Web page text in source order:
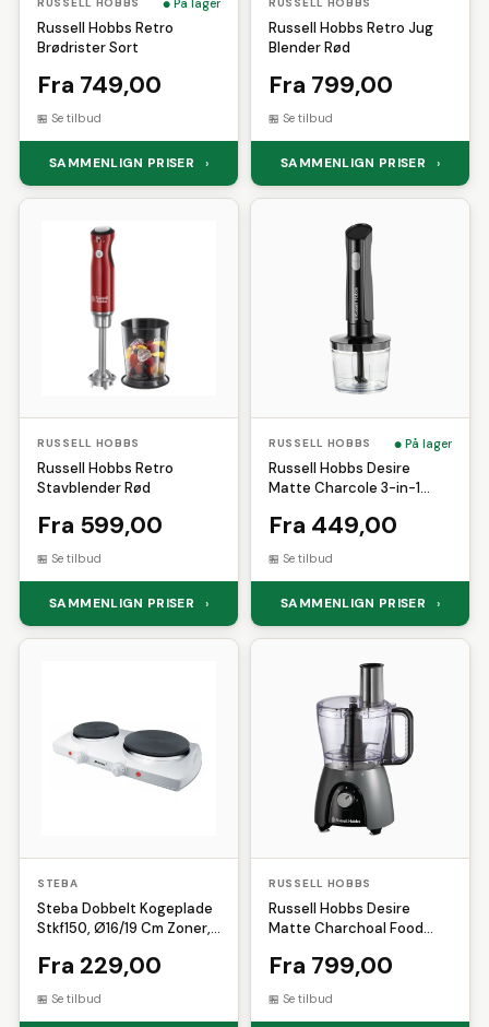
Russell Hobbs Retro
Brødrister Sort
Fra 749,00
Se tilbud
SAMMENLIGN PRISER ›
Russell Hobbs Retro Jug
Blender Rød
Fra 799,00
Se tilbud
SAMMENLIGN PRISER ›
RUSSELL HOBBS
Russell Hobbs Retro
Stavblender Rød
Fra 599,00
Se tilbud
SAMMENLIGN PRISER ›
RUSSELL HOBBS På lager
Russell Hobbs Desire
Matte Charcole 3-in-1
Fra 449,00
Se tilbud
SAMMENLIGN PRISER ›
STEBA
Steba Dobbelt Kogeplade
Stkf150, Ø16/19 Cm Zoner,
Fra 229,00
Se tilbud
RUSSELL HOBBS
Russell Hobbs Desire
Matte Charchoal Food
Fra 799,00
Se tilbud